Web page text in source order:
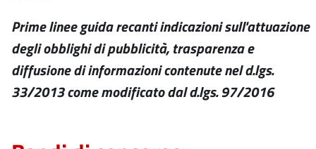
Prime linee guida recanti indicazioni sull'attuazione
degli obblighi di pubblicità, trasparenza e
diffusione di informazioni contenute nel d.lgs.
33/2013 come modificato dal d.lgs. 97/2016